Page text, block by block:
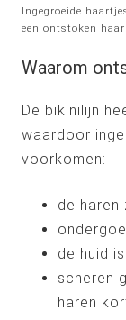
Ingegroeide
een ontstoken
Waarom
De bikinilijn
waardoor
voorkomen:
de haren
de huid
scheren
haren